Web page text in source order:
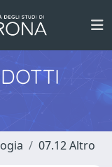
07.12 Altro